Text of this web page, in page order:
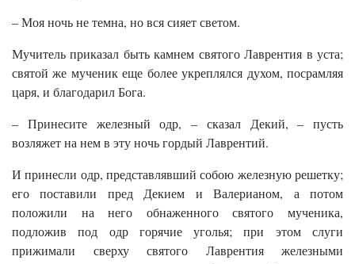
– Моя ночь не темна, но вся сияет светом.
Мучитель приказал быть камнем святого Лаврентия в уста;
святой же мученик еще более укреплялся духом, посрамляя
царя, и благодарил Бога.
– Принесите железный одр, – сказал Декий, – пусть
возляжет на нем в эту ночь гордый Лаврентий.
И принесли одр, представлявший собою железную решетку;
его поставили пред Декием и Валерианом, а потом
положили на него обнаженного святого мученика,
подложив под одр горячие уголья; при этом слуги
прижимали сверху святого Лаврентия железными